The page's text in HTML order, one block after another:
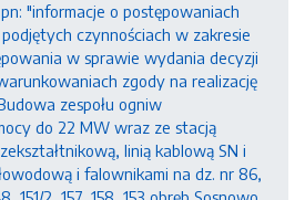
"informacje o postępowaniach
czynnościach w zakresie
w sprawie wydania decyzji
zgody na realizację
zespołu ogniw
do 22 MW wraz ze stacją
linią kablową SN i
i falownikami na dz. nr 86,